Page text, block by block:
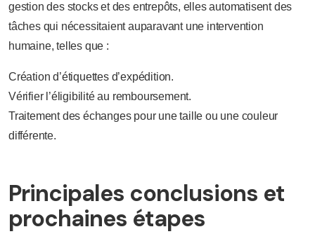
gestion des stocks et des entrepôts, elles automatisent des
tâches qui nécessitaient auparavant une intervention
humaine, telles que :
Création d’étiquettes d’expédition.
Vérifier l’éligibilité au remboursement.
Traitement des échanges pour une taille ou une couleur
différente.
Principales conclusions et
prochaines étapes